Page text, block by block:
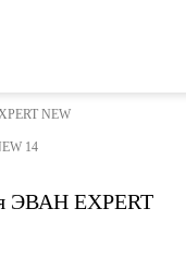
NEW
14
ЭВАН EXPERT